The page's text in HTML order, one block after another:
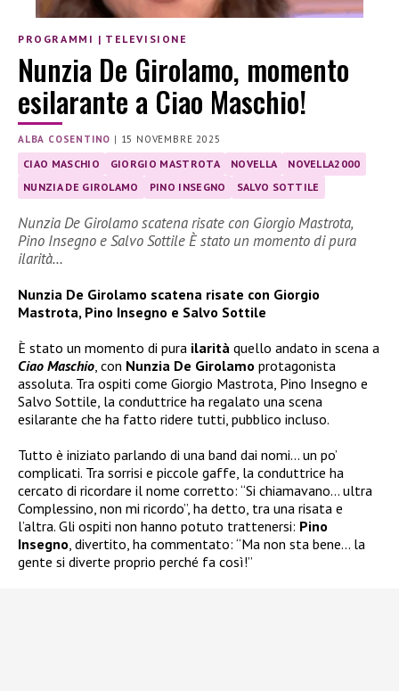
PROGRAMMI | TELEVISIONE
Nunzia De Girolamo, momento
esilarante a Ciao Maschio!
ALBA COSENTINO | 15 NOVEMBRE 2025
CIAO MASCHIO GIORGIO MASTROTA NOVELLA
NOVELLA2000
NUNZIA DE GIROLAMO
PINO INSEGNO SALVO SOTTILE
Nunzia De Girolamo scatena risate con Giorgio Mastrota,
Pino Insegno e Salvo Sottile È stato un momento di pura
ilarità…
Nunzia De Girolamo scatena risate con Giorgio
Mastrota, Pino Insegno e Salvo Sottile
È stato un momento di pura ilarità quello andato in scena a
Ciao Maschio , con Nunzia De Girolamo protagonista
assoluta. Tra ospiti come Giorgio Mastrota, Pino Insegno e
Salvo Sottile, la conduttrice ha regalato una scena
esilarante che ha fatto ridere tutti, pubblico incluso.
Tutto è iniziato parlando di una band dai nomi… un po’
complicati. Tra sorrisi e piccole gaffe, la conduttrice ha
cercato di ricordare il nome corretto: “Si chiamavano… ultra
Complessino, non mi ricordo”, ha detto, tra una risata e
l’altra. Gli ospiti non hanno potuto trattenersi: Pino
Insegno , divertito, ha commentato: “Ma non sta bene… la
gente si diverte proprio perché fa così!”